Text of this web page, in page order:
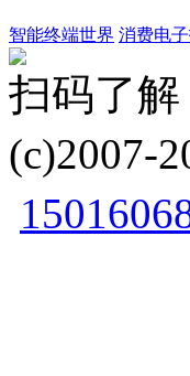
智能终端世界 消费电
扫码了解
(c)2007-